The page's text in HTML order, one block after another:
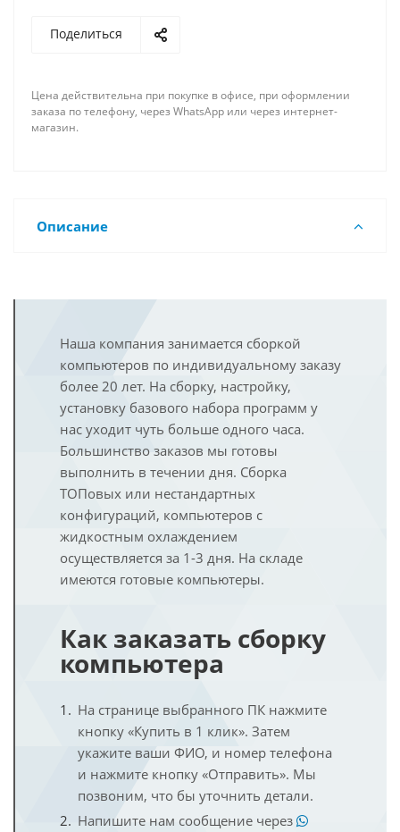
Поделиться
Цена действительна при покупке в офисе, при оформлении
заказа по телефону, через WhatsApp или через интернет-
магазин.
Описание
Наша компания занимается сборкой
компьютеров по индивидуальному заказу
более 20 лет. На сборку, настройку,
установку базового набора программ у
нас уходит чуть больше одного часа.
Большинство заказов мы готовы
выполнить в течении дня. Сборка
ТОПовых или нестандартных
конфигураций, компьютеров с
жидкостным охлаждением
осуществляется за 1-3 дня. На складе
имеются готовые компьютеры.
Как заказать сборку
компьютера
На странице выбранного ПК нажмите
кнопку «Купить в 1 клик». Затем
укажите ваши ФИО, и номер телефона
и нажмите кнопку «Отправить». Мы
позвоним, что бы уточнить детали.
Напишите нам сообщение через